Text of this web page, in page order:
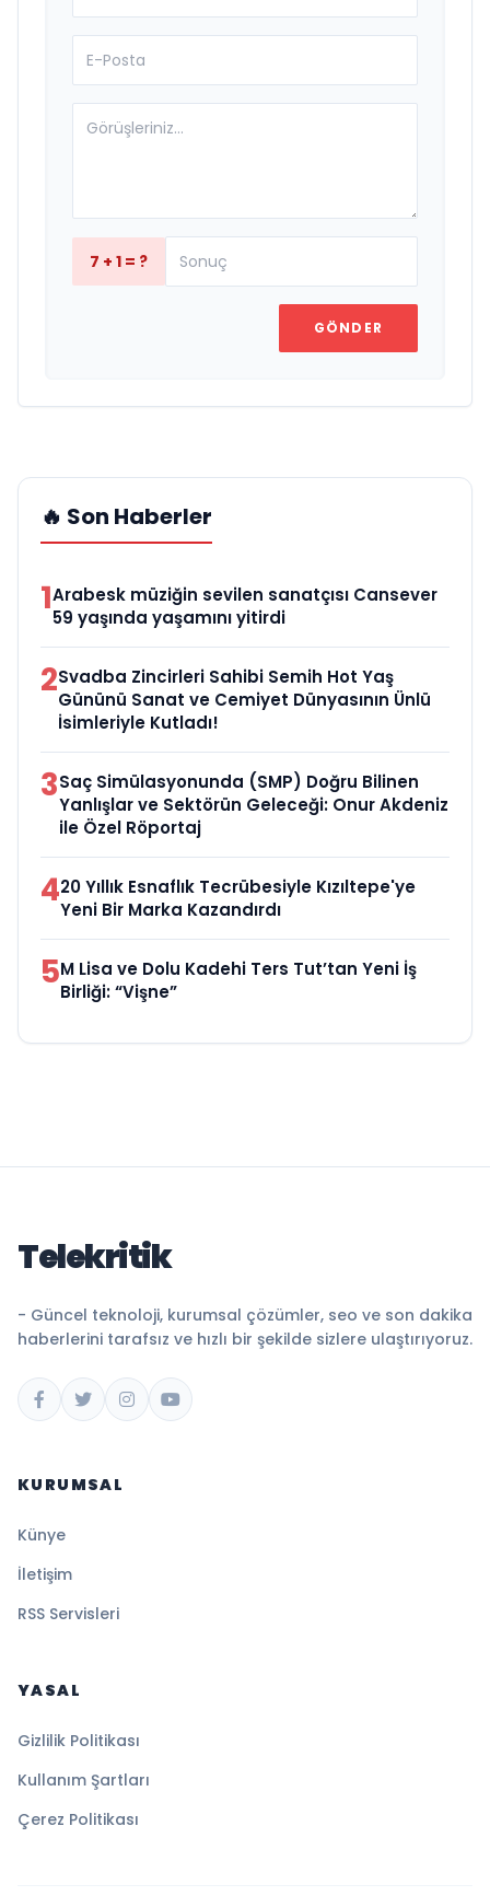
7 + 1 = ?
GÖNDER
🔥 Son Haberler
1Arabesk müziğin sevilen sanatçısı Cansever
59 yaşında yaşamını yitirdi
2Svadba Zincirleri Sahibi Semih Hot Yaş
Gününü Sanat ve Cemiyet Dünyasının Ünlü
İsimleriyle Kutladı!
3Saç Simülasyonunda (SMP) Doğru Bilinen
Yanlışlar ve Sektörün Geleceği: Onur Akdeniz
ile Özel Röportaj
420 Yıllık Esnaflık Tecrübesiyle Kızıltepe'ye
Yeni Bir Marka Kazandırdı
5M Lisa ve Dolu Kadehi Ters Tut’tan Yeni İş
Birliği: “Vişne”
Telekritik
- Güncel teknoloji, kurumsal çözümler, seo ve son dakika
haberlerini tarafsız ve hızlı bir şekilde sizlere ulaştırıyoruz.
KURUMSAL
Künye
İletişim
RSS Servisleri
YASAL
Gizlilik Politikası
Kullanım Şartları
Çerez Politikası